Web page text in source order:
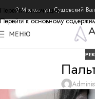
Перейти к навигации
Перейти к основному
⚲ Москва, ул. Сущевский
МЕНЮ